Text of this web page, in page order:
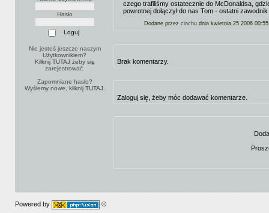
Hasło
Nie jesteś jeszcze naszym
Użytkownikiem?
Kilknij TUTAJżeby się
zarejestrować.
Zapomniane hasło?
Wyślemy nowe, kliknij TUTAJ.
czego trafiliśmy ostatecznie do McDonaldsa,
powrotnej dołączył do nas Tom - ostatni
Dodane przez ciachu dnia kwietnia 25 2006
Brak komentarzy.
Zaloguj się, żeby móc dodawać komentarze.
Powered by ©